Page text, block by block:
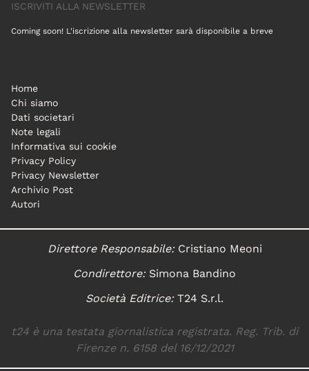
ISCRIVITI ALLA NEWSLETTER
Coming soon! L'iscrizione alla newsletter sarà disponibile a breve
Home
Chi siamo
Dati societari
Note legali
Informativa sui cookie
Privacy Policy
Privacy Newsletter
Archivio Post
Autori
Direttore Responsabile:Cristiano Meoni
Condirettore:Simona Bandino
Società Editrice:T24 S.r.l.
t24 è una testata giornalistica registrata. Reg. Trib. di
Firenze n. 6158 del 16/12/2021